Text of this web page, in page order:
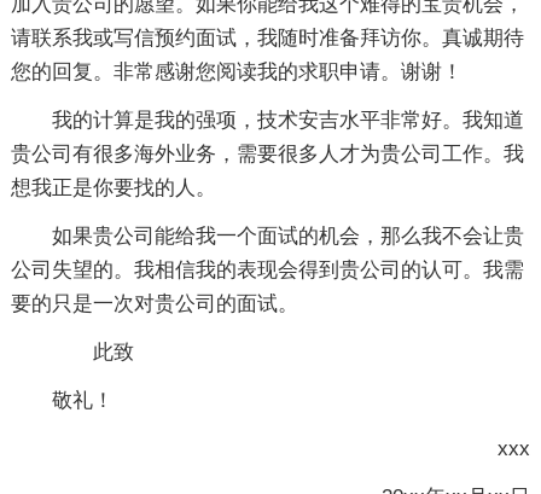
请联系我或写信预约面试，我随时准备拜访你。真诚期待
您的回复。非常感谢您阅读我的求职申请。谢谢！
我的计算是我的强项，技术安吉水平非常好。我知道
贵公司有很多海外业务，需要很多人才为贵公司工作。我
想我正是你要找的人。
如果贵公司能给我一个面试的机会，那么我不会让贵
公司失望的。我相信我的表现会得到贵公司的认可。我需
要的只是一次对贵公司的面试。
此致
敬礼！
xxx